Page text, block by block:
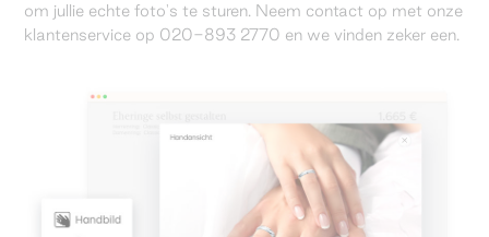
om jullie echte foto's te sturen. Neem contact op met onze
klantenservice op 020-893 2770 en we vinden zeker een.